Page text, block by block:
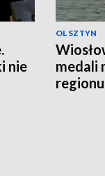
nie
OLSZTYN
medali
regionu